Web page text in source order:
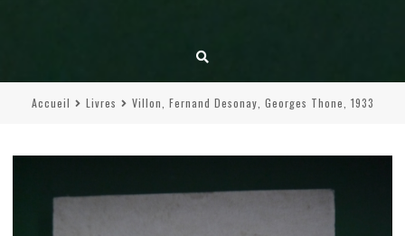
Accueil Livres Villon, Fernand Desonay, Georges Thone, 1933